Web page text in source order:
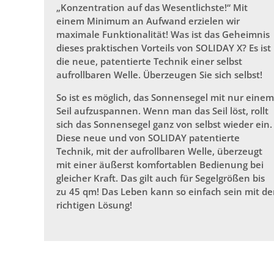
„Konzentration auf das Wesentlichste!“ Mit
einem Minimum an Aufwand erzielen wir
maximale Funktionalität! Was ist das Geheimnis
dieses praktischen Vorteils von SOLIDAY X? Es ist
die neue, patentierte Technik einer selbst
aufrollbaren Welle. Überzeugen Sie sich selbst!
So ist es möglich, das Sonnensegel mit nur einem
Seil aufzuspannen. Wenn man das Seil löst, rollt
sich das Sonnensegel ganz von selbst wieder ein.
Diese neue und von SOLIDAY patentierte
Technik, mit der aufrollbaren Welle, überzeugt
mit einer äußerst komfortablen Bedienung bei
gleicher Kraft. Das gilt auch für Segelgrößen bis
zu 45 qm! Das Leben kann so einfach sein mit
richtigen Lösung!